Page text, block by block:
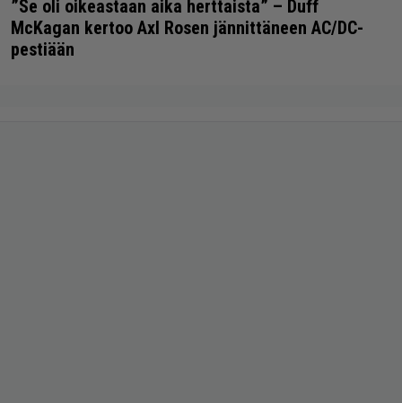
”Se oli oikeastaan aika herttaista” – Duff
McKagan kertoo Axl Rosen jännittäneen AC/DC-
pestiään